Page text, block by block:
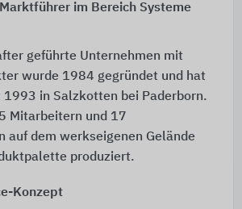
im Bereich Systeme
geführte Unternehmen mit
wurde 1984 gegründet und hat
1993 in Salzkotten bei Paderborn.
Mitarbeitern und 17
auf dem werkseigenen Gelände
produziert.
Konzept